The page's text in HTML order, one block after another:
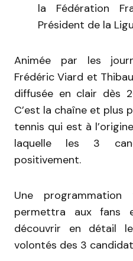
la Fédération
Président de la
Animée par les
Frédéric Viard et
diffusée en clair dès
C’est la chaîne et plus
tennis qui est à
laquelle les 3
positivement.
Une
permettra aux fans
découvrir en détail
volontés des 3